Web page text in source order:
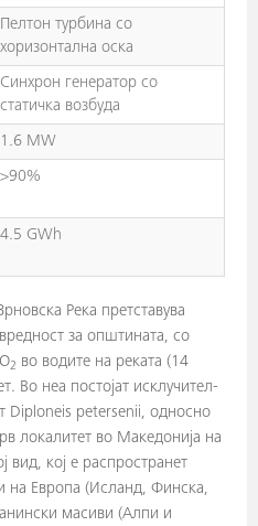
Пелтон турбина со
хоризонтална оска
Синхрон генератор со
статичка возбуда
1.6 MW
>90%
4.5 GWh
Река претставува
за општината, со
2 во водите на реката (14
Во неа постојат исклучи­тел­
Diploneis petersenii, односно
локалитет во Македонија на
вид, кој е распространет
на Европа (Исланд, Финска,
масиви (Алпи и